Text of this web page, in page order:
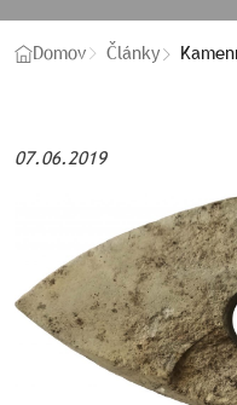
Domov Články
07.06.2019